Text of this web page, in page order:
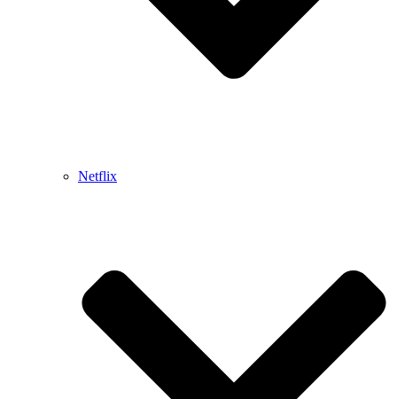
Netflix